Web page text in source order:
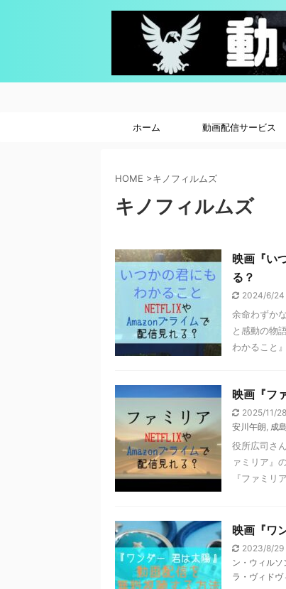
ホーム 動画配信サービス
HOME >キノフィルムズ
キノフィルムズ
映画『い
る？
2024/6/24
余命わずか
と感動の物
わかること
映画『フ
2025/11/28
安川午朗, 成
役所広司さ
ァミリア』
『ファミリ
映画『ワ
2023/8/29
ン・ウィルソ
ラ・ヴィドヴ